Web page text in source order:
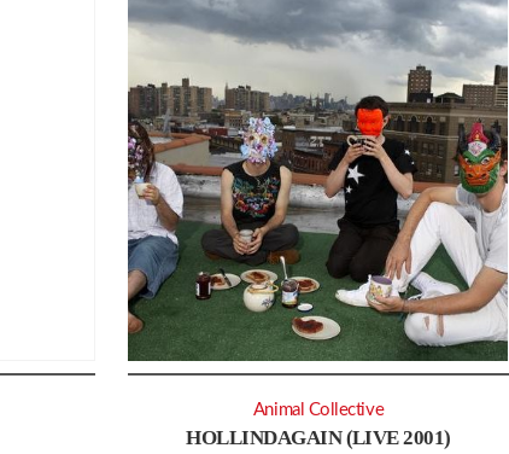
HOLLINDAGAIN (LIVE 2001)
Animal Collective